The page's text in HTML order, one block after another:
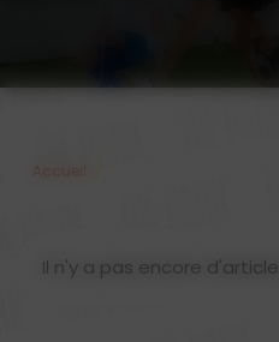
Il n'y a pas encore